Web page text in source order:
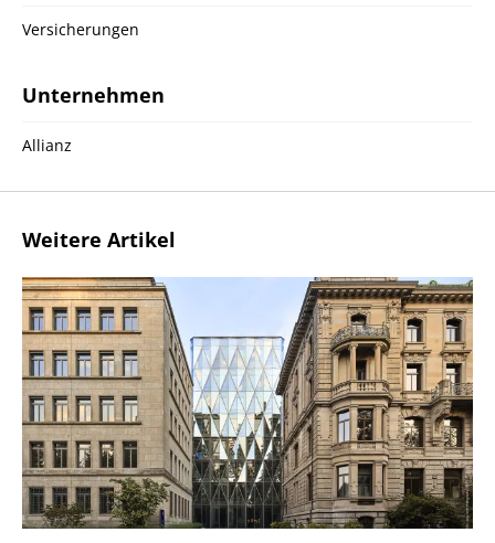
Versicherungen
Unternehmen
Allianz
Weitere Artikel